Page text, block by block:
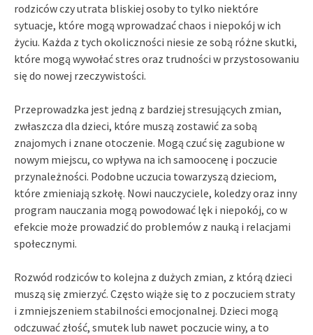
rodziców czy utrata bliskiej osoby to tylko niektóre
sytuacje, które mogą wprowadzać chaos i niepokój w ich
życiu. Każda z tych okoliczności niesie ze sobą różne skutki,
które mogą wywołać stres oraz trudności w przystosowaniu
się do nowej rzeczywistości.
Przeprowadzka jest jedną z bardziej stresujących zmian,
zwłaszcza dla dzieci, które muszą zostawić za sobą
znajomych i znane otoczenie. Mogą czuć się zagubione w
nowym miejscu, co wpływa na ich samoocenę i poczucie
przynależności. Podobne uczucia towarzyszą dzieciom,
które zmieniają szkołę. Nowi nauczyciele, koledzy oraz inny
program nauczania mogą powodować lęk i niepokój, co w
efekcie może prowadzić do problemów z nauką i relacjami
społecznymi.
Rozwód rodziców to kolejna z dużych zmian, z którą dzieci
muszą się zmierzyć. Często wiąże się to z poczuciem straty
i zmniejszeniem stabilności emocjonalnej. Dzieci mogą
odczuwać złość, smutek lub nawet poczucie winy, a to